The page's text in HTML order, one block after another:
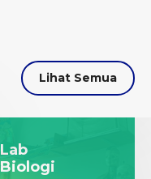
Lihat Semua
Lab
Biologi